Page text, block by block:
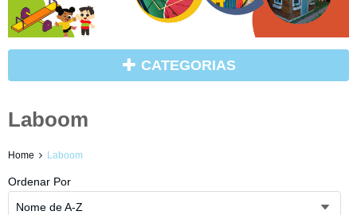
CATEGORIAS
Laboom
Home Laboom
Ordenar Por
Nome de A-Z